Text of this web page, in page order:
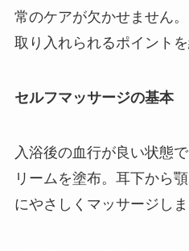
常のケアが欠かせません
取り入れられるポイントを
セルフマッサージの基本
入浴後の血行が良い状態
リームを塗布。耳下から
にやさしくマッサージしま